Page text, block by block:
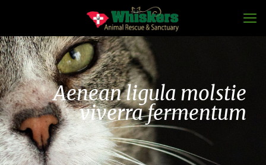
Aenean ligula molstie
viverra fermentum